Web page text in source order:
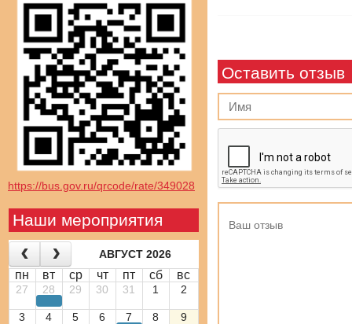
https://bus.gov.ru/qrcode/rate/349028
Наши мероприятия
АВГУСТ 2026
пн вт ср чт пт сб вс
27 28 29 30 31 1 2
3 4 5 6 7 8 9
Оставить отзыв